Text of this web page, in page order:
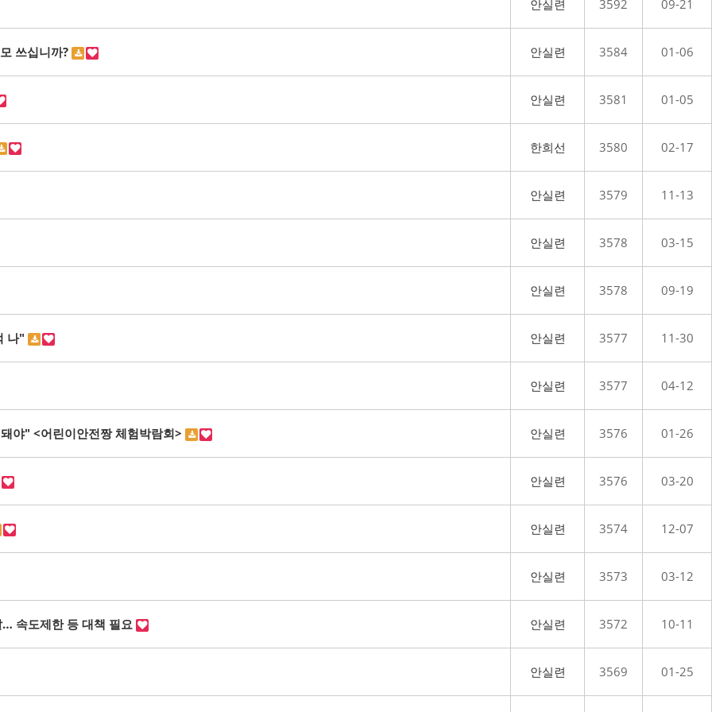
안실련 3592 09-21
쓰십니까? 안실련 3584 01-06
안실련 3581 01-05
한희선 3580 02-17
안실련 3579 11-13
안실련 3578 03-15
안실련 3578 09-19
나" 안실련 3577 11-30
안실련 3577 04-12
야" <어린이안전짱 체험박람회> 안실련 3576 01-26
안실련 3576 03-20
안실련 3574 12-07
안실련 3573 03-12
속도제한 등 대책 필요 안실련 3572 10-11
안실련 3569 01-25